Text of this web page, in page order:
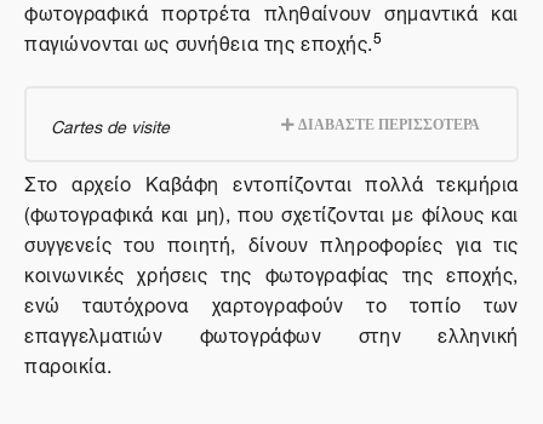
φωτογραφικά πορτρέτα πληθαίνουν σημαντικά και
παγιώνονται ως συνήθεια της εποχής.5
Cartes de visite ΔΙΑΒΑΣΤΕ ΠΕΡΙΣΣΟΤΕΡΑ
Στο αρχείο Καβάφη εντοπίζονται πολλά τεκμήρια
(φωτογραφικά και μη), που σχετίζονται με φίλους και
συγγενείς του ποιητή, δίνουν πληροφορίες για τις
κοινωνικές χρήσεις της φωτογραφίας της εποχής,
ενώ ταυτόχρονα χαρτογραφούν το τοπίο των
επαγγελματιών φωτογράφων στην ελληνική
παροικία.